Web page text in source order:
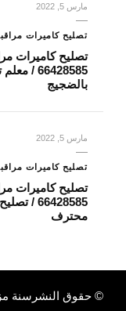
مارس 5, 2022
تصليح كاميرات
تصليح كاميرات
بالضجيج
مارس 5, 2022
تصليح كاميرات
تصليح كاميرات
66428585
محترف
© حقوق النشرسنة